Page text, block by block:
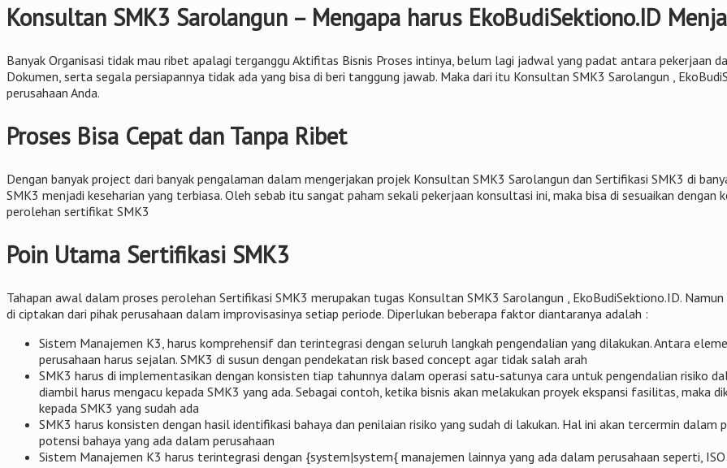
Konsultan SMK3 Sarolangun – Mengapa harus EkoBudiSektiono.ID
Banyak Organisasi tidak mau ribet apalagi terganggu Aktifitas Bisnis Proses intinya, belum lagi jadwal yang padat antara pekerjaan
Dokumen, serta segala persiapannya tidak ada yang bisa di beri tanggung jawab. Maka dari itu Konsultan SMK3 Sarolangun ,
perusahaan Anda.
Proses Bisa Cepat dan Tanpa Ribet
Dengan banyak project dari banyak pengalaman dalam mengerjakan projek Konsultan SMK3 Sarolangun dan Sertifikasi SMK3 di
SMK3 menjadi keseharian yang terbiasa. Oleh sebab itu sangat paham sekali pekerjaan konsultasi ini, maka bisa di sesuaikan
perolehan sertifikat SMK3
Poin Utama Sertifikasi SMK3
Tahapan awal dalam proses perolehan Sertifikasi SMK3 merupakan tugas Konsultan SMK3 Sarolangun , EkoBudiSektiono.ID.
di ciptakan dari pihak perusahaan dalam improvisasinya setiap periode. Diperlukan beberapa faktor diantaranya adalah :
Sistem Manajemen K3, harus komprehensif dan terintegrasi dengan seluruh langkah pengendalian yang dilakukan. Antara
perusahaan harus sejalan. SMK3 di susun dengan pendekatan risk based concept agar tidak salah arah
SMK3 harus di implementasikan dengan konsisten tiap tahunnya dalam operasi satu-satunya cara untuk pengendalian risiko
diambil harus mengacu kepada SMK3 yang ada. Sebagai contoh, ketika bisnis akan melakukan proyek ekspansi fasilitas, maka
kepada SMK3 yang sudah ada
SMK3 harus konsisten dengan hasil identifikasi bahaya dan penilaian risiko yang sudah di lakukan. Hal ini akan tercermin
potensi bahaya yang ada dalam perusahaan
Sistem Manajemen K3 harus terintegrasi dengan {system|system{ manajemen lainnya yang ada dalam perusahaan seperti,